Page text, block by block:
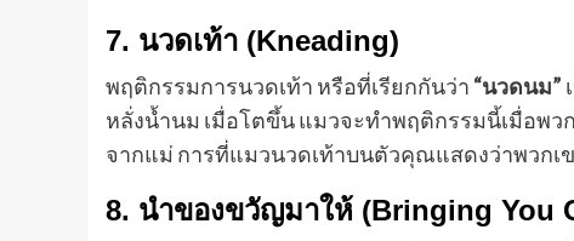
7. นวดเท้า (Kneading)
พฤติกรรมการนวดเท้า หรือที่เรียกกันว่า “นวดนม”
หลั่งน้ำนม เมื่อโตขึ้น แมวจะทำพฤติกรรมนี้เมื่อพ
จากแม่ การที่แมวนวดเท้าบนตัวคุณแสดงว่าพวก
8. นำของขวัญมาให้ (Bringing You